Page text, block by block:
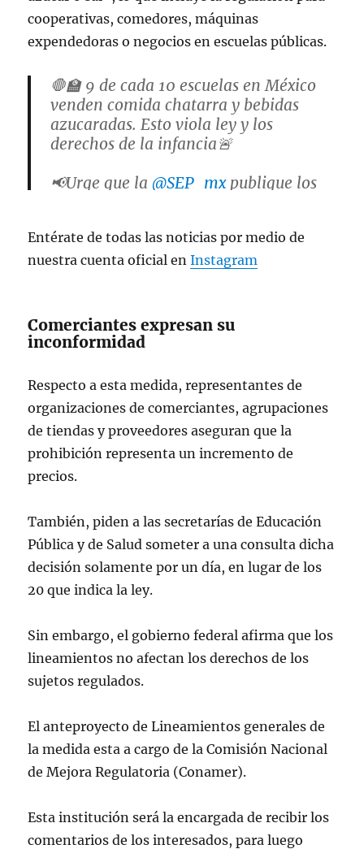
cooperativas, comedores, máquinas
expendedoras o negocios en escuelas públicas.
🛑🏫 9 de cada 10 escuelas en México
venden comida chatarra y bebidas
azucaradas. Esto viola ley y los
derechos de la infancia🚨
📢Urge que la@SEP_mxpublique los
realidad.
pic.twitter.com/Gl9VduF0qO
(@actuaporlasalud)September 27,
2024
Entérate de todas las noticias por medio de
nuestra cuenta oficial enInstagram
Comerciantes expresan su
inconformidad
Respecto a esta medida, representantes de
organizaciones de comerciantes, agrupaciones
de tiendas y proveedores aseguran que la
prohibición representa un incremento de
precios.
También, piden a las secretarías de Educación
Pública y de Salud someter a una consulta dicha
decisión solamente por un día, en lugar de los
20 que indica la ley.
Sin embargo, el gobierno federal afirma que los
lineamientos no afectan los derechos de los
sujetos regulados.
El anteproyecto de Lineamientos generales de
la medida esta a cargo de la Comisión Nacional
de Mejora Regulatoria (Conamer).
Esta institución será la encargada de recibir los
comentarios de los interesados, para luego